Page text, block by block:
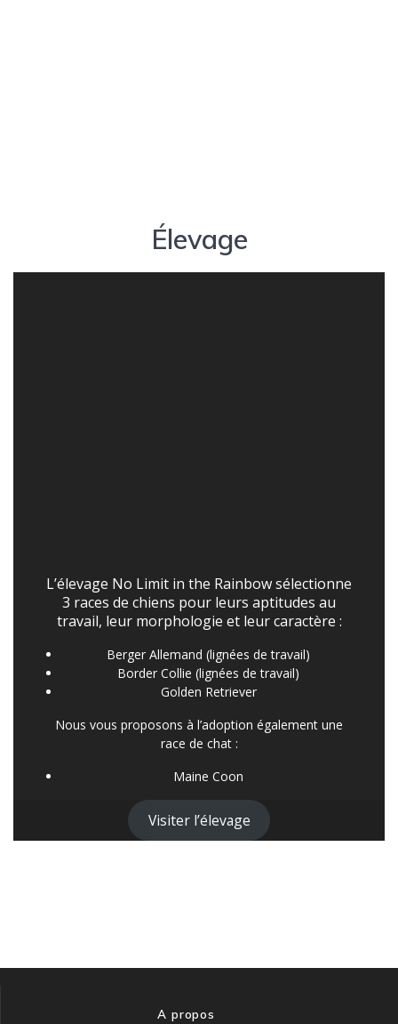
Élevage
L’élevage No Limit in the Rainbow sélectionne
3 races de chiens pour leurs aptitudes au
travail, leur morphologie et leur caractère :
Berger Allemand (lignées de travail)
Border Collie (lignées de travail)
Golden Retriever
Nous vous proposons à l’adoption également une
race de chat :
Maine Coon
Visiter l’élevage
A propos